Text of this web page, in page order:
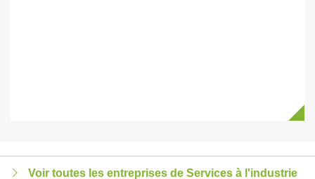
Voir toutes les entreprises de Services à l'industrie